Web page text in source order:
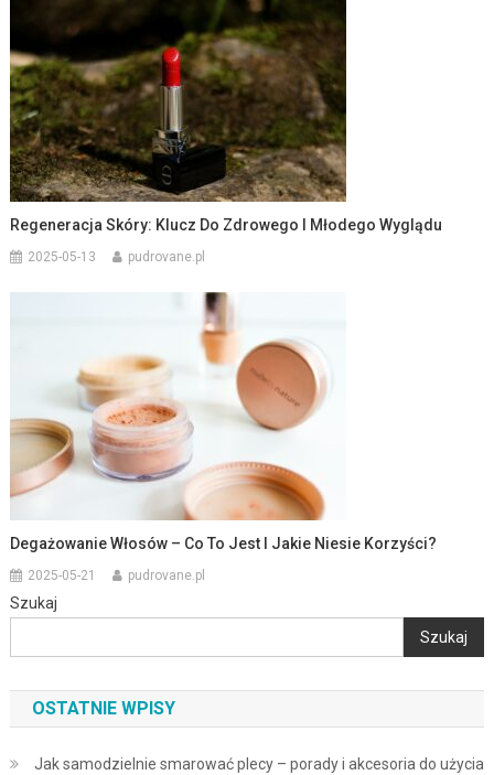
Regeneracja Skóry: Klucz Do Zdrowego I Młodego Wyglądu
2025-05-13 pudrovane.pl
Degażowanie Włosów – Co To Jest I Jakie Niesie Korzyści?
2025-05-21 pudrovane.pl
Szukaj
Szukaj
OSTATNIE WPISY
Jak samodzielnie smarować plecy – porady i akcesoria do użycia